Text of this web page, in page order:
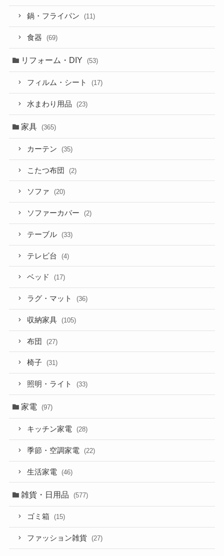
鍋・フライパン (11)
食器 (69)
リフォーム・DIY (53)
フィルム・シート (17)
水まわり用品 (23)
家具 (365)
カーテン (35)
こたつ布団 (2)
ソファ (20)
ソファーカバー (2)
テーブル (33)
テレビ台 (4)
ベッド (17)
ラグ・マット (36)
収納家具 (105)
布団 (27)
椅子 (31)
照明・ライト (33)
家電 (97)
キッチン家電 (28)
季節・空調家電 (22)
生活家電 (46)
雑貨・日用品 (577)
ゴミ箱 (15)
ファッション雑貨 (27)